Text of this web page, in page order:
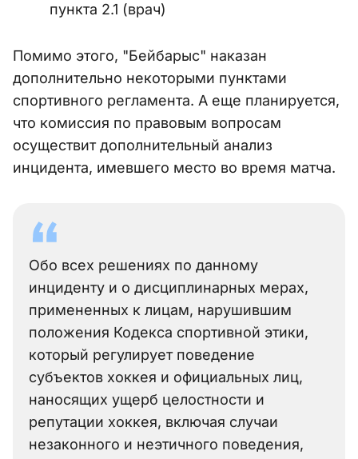
пункта 2.1 (врач)
Помимо этого, "Бейбарыс" наказан
дополнительно некоторыми пунктами
спортивного регламента. А еще планируется,
что комиссия по правовым вопросам
осуществит дополнительный анализ
инцидента, имевшего место во время матча.
Обо всех решениях по данному
инциденту и о дисциплинарных мерах,
примененных к лицам, нарушившим
положения Кодекса спортивной этики,
который регулирует поведение
субъектов хоккея и официальных лиц,
наносящих ущерб целостности и
репутации хоккея, включая случаи
незаконного и неэтичного поведения,